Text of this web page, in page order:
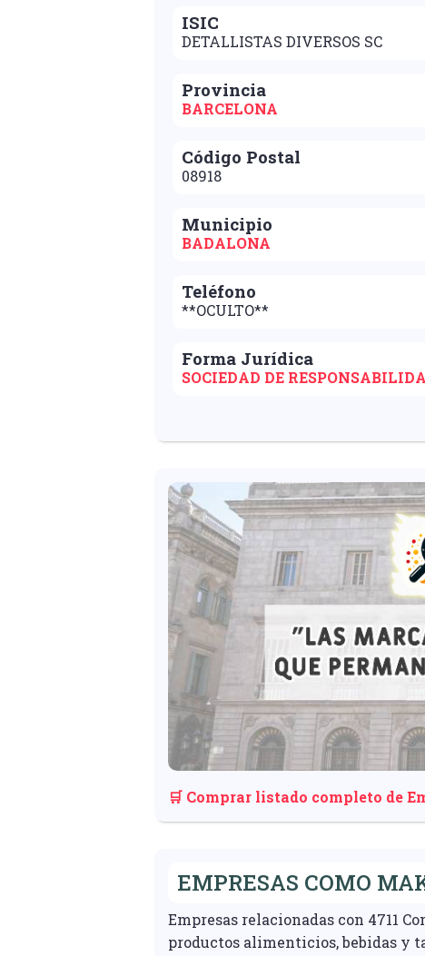
ISIC
DETALLISTAS DIVERSOS SC
Provincia
BARCELONA
Código Postal
08918
Municipio
BADALONA
Teléfono
**OCULTO**
Forma Jurídica
SOCIEDAD DE
🛒 Comprar listado completo de
EMPRESAS COMO
Empresas relacionadas con 4711
productos alimenticios, bebidas y